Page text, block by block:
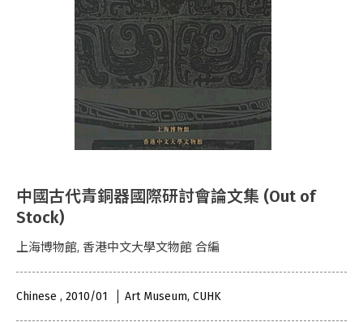
中國古代青銅器國際研討會論文集 (Out of
Stock)
上海博物館, 香港中文大學文物館 合編
Chinese , 2010/01 Art Museum, CUHK